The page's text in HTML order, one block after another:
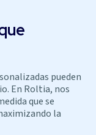
pueden
En Roltia, nos
que se
la